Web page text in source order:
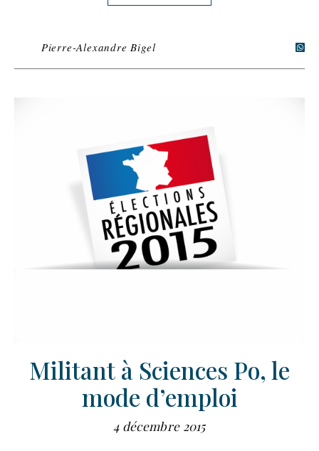
Pierre-Alexandre Bigel
Militant à Sciences Po, le
mode d’emploi
4 décembre 2015